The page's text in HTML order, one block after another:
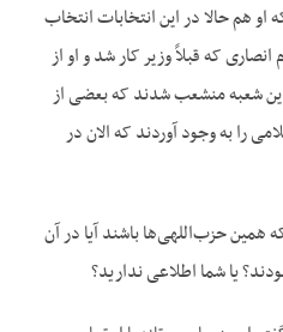
هم حالا در این انتخابات انتخاب
که قبلاً وزیر کار شد و او از
شعبه منشعب شدند که بعضی از
را به وجود آوردند که الان در
حزب‌اللهی‌ها باشند آیا در آن
یا شما اطلاعی ندارید؟